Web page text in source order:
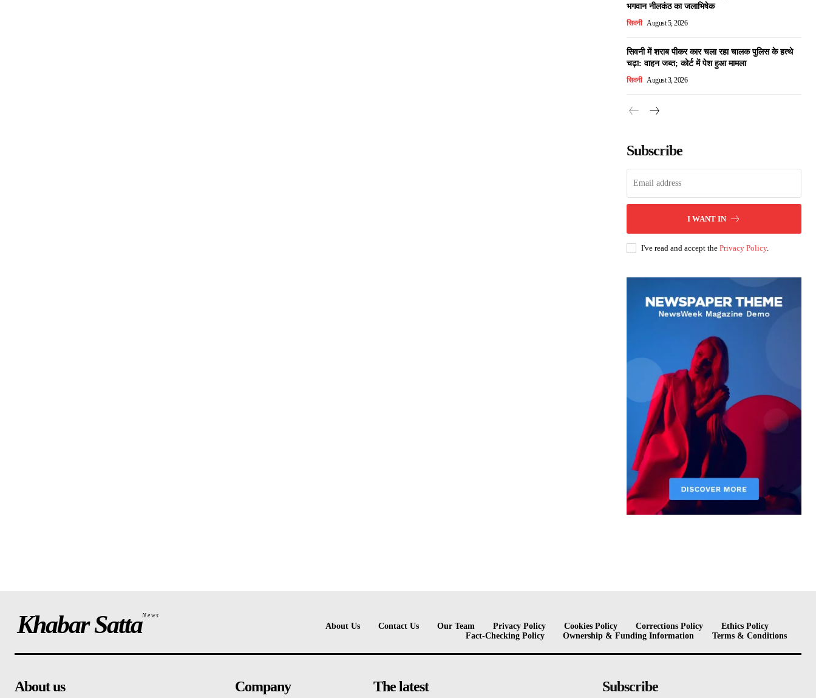
भगवान नीलकंठ का जलाभिषेक
सिवनी August 5, 2026
सिवनी में शराब पीकर कार चला रहा चालक पुलिस के हत्थे
चढ़ा: वाहन जब्त; कोर्ट में पेश हुआ मामला
सिवनी August 3, 2026
Subscribe
I WANT IN
I've read and accept the Privacy Policy.
Khabar SattaNews
About Us Contact Us Our Team Privacy Policy Cookies Policy Corrections Policy
Ethics Policy
Fact-Checking Policy
Ownership & Funding Information Terms & Conditions
About us Company The latest Subscribe